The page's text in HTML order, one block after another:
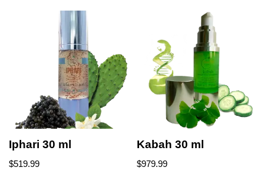
Iphari 30 ml
$519.99
Kabah 30 ml
$979.99